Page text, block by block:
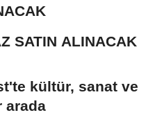
SATIN ALINACAK
kültür, sanat ve
arada